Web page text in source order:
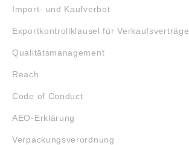
Import- und Kaufverbot
Exportkontrollklausel für Verkaufsverträge
Qualitätsmanagement
Reach
Code of Conduct
AEO-Erklärung
Verpackungsverordnung